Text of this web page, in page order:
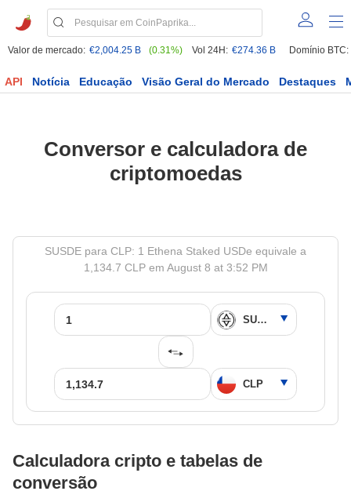
Valor de mercado: €2,004.25 B (0.31%) Vol 24H: €274.36 B Domínio BTC:
API Notícia Educação Visão Geral do Mercado Destaques
Conversor e calculadora de
criptomoedas
SUSDE para CLP: 1 Ethena Staked USDe equivale a
1,134.7 CLP em August 8 at 3:52 PM
Calculadora cripto e tabelas de
conversão